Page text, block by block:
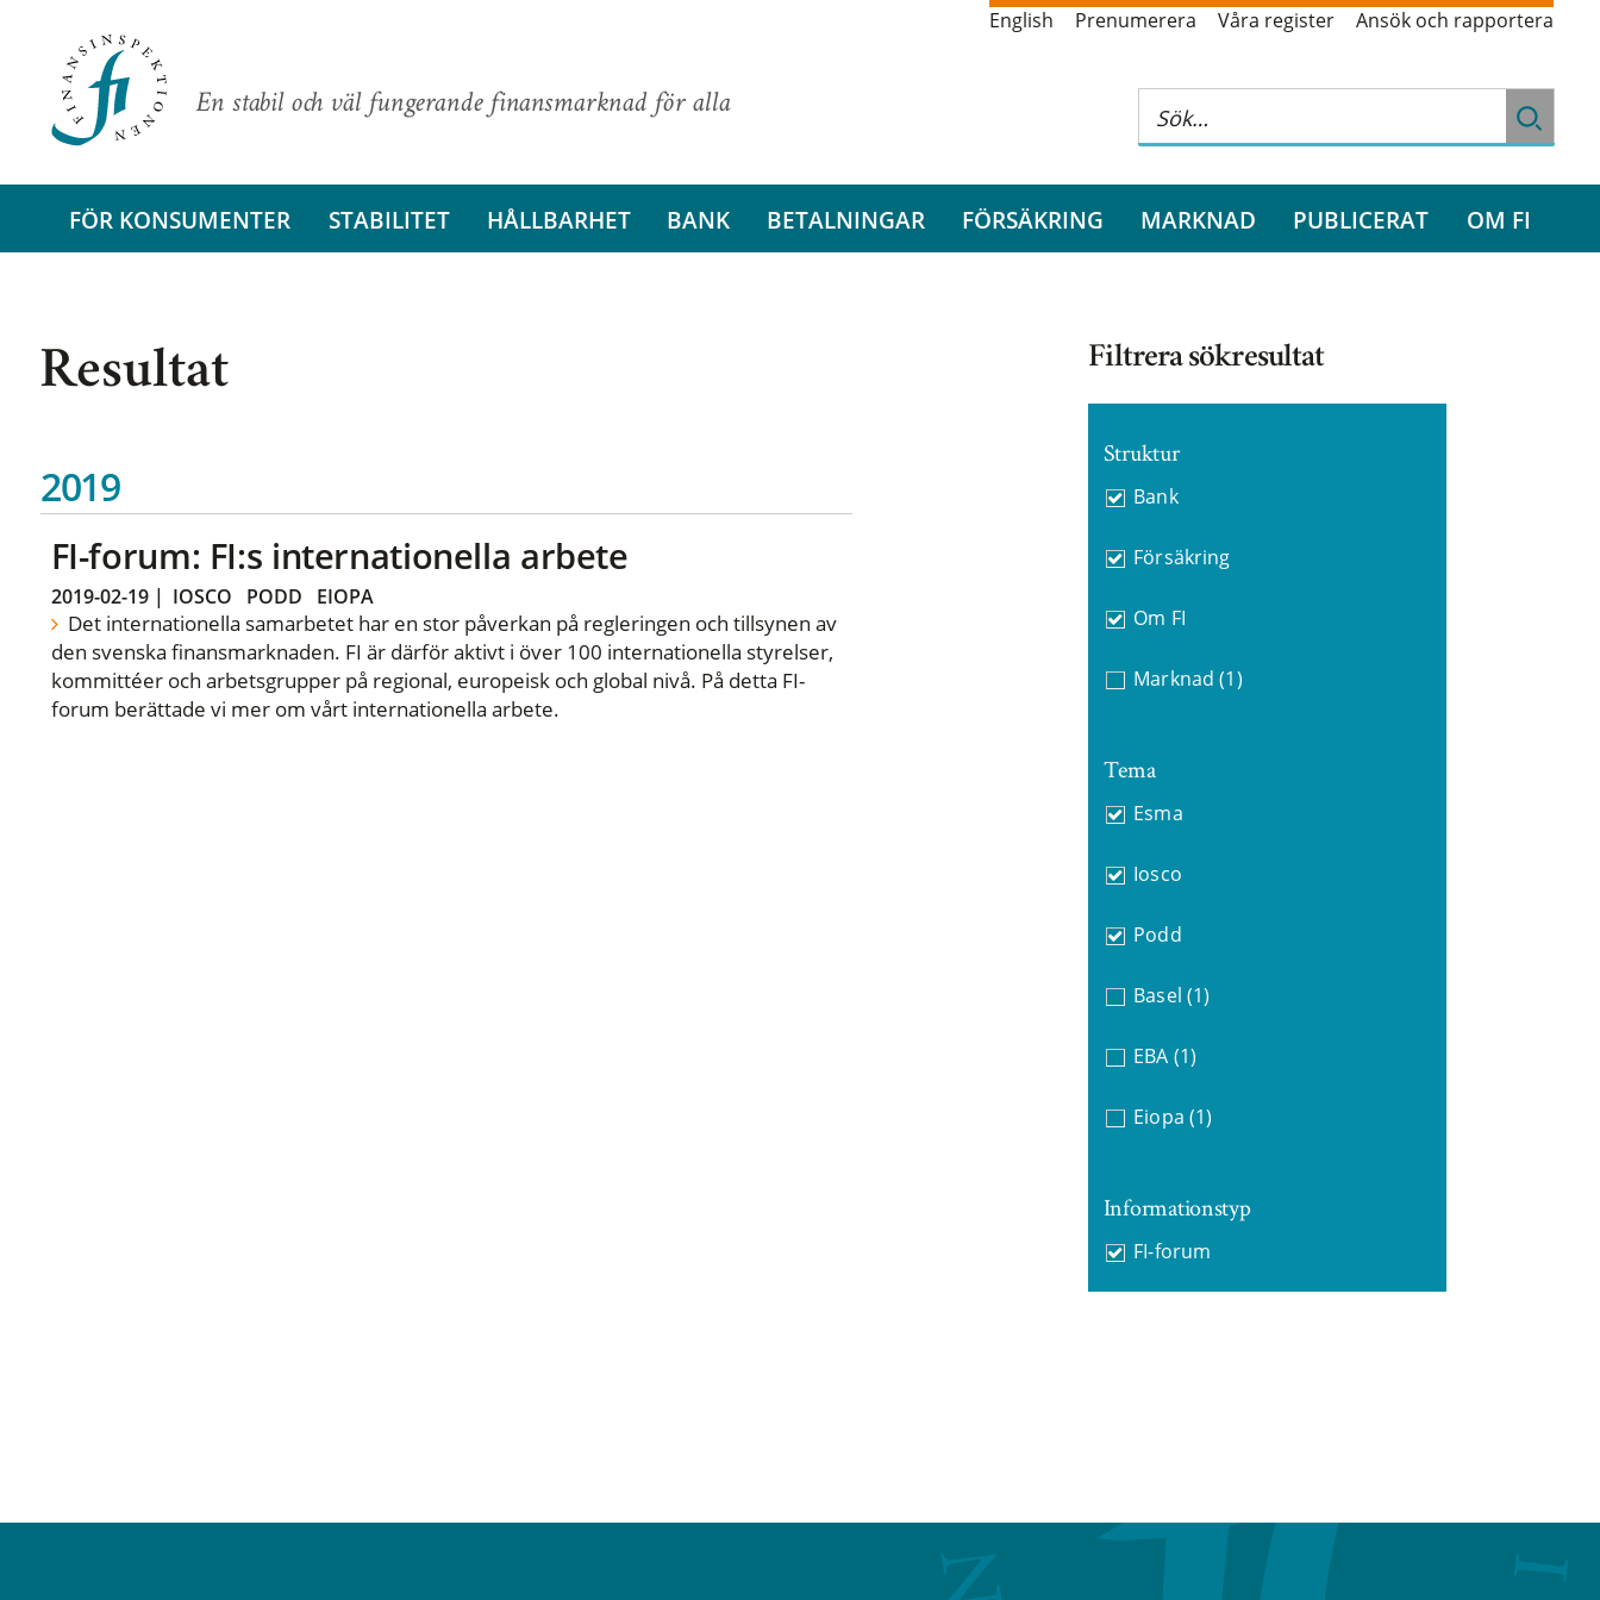
En stabil och väl fungerande finansmarknad för alla
English Prenumerera Våra register Ansök och rapportera
FÖR KONSUMENTER STABILITET HÅLLBARHET BANK BETALNINGAR FÖRSÄKRING MARKNAD PUBLICERAT OM FI
Resultat
2019
FI-forum: FI:s internationella arbete
2019-02-19| IOSCO PODD EIOPA
Det internationella samarbetet har en stor påverkan på regleringen och tillsynen av
den svenska finansmarknaden. FI är därför aktivt i över 100 internationella styrelser,
kommittéer och arbetsgrupper på regional, europeisk och global nivå. På detta FI-
forum berättade vi mer om vårt internationella arbete.
Filtrera sökresultat
Struktur
Bank
Försäkring
Om FI
Marknad (1)
Tema
Esma
Iosco
Podd
Basel (1)
EBA (1)
Eiopa (1)
Informationstyp
FI-forum